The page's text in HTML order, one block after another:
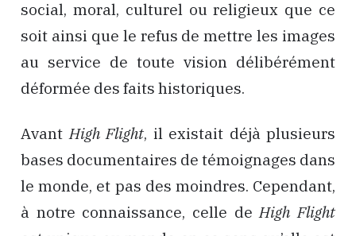
social, moral, culturel ou religieux que ce
soit ainsi que le refus de mettre les images
au service de toute vision délibérément
déformée des faits historiques.
Avant High Flight, il existait déjà plusieurs
bases documentaires de témoignages dans
le monde, et pas des moindres. Cependant,
à notre connaissance, celle de High Flight